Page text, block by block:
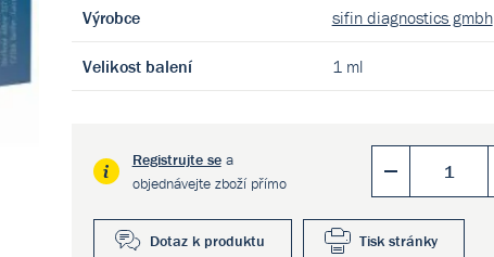
Výrobce sifin diagnostics gmbh
Velikost balení 1 ml
Registrujte sea
objednávejte zboží přímo
Dotaz k produktu Tisk stránky